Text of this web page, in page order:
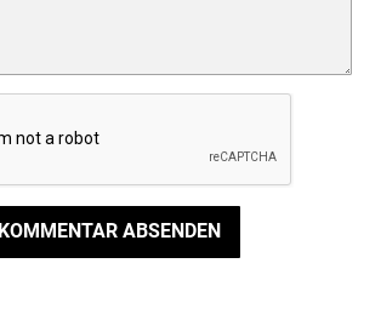
KOMMENTAR ABSENDEN